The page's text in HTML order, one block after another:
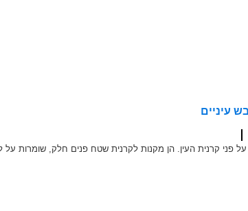
עיניים
פני קרנית העין. הן מקנות לקרנית שטח פנים חלק, שומרות על